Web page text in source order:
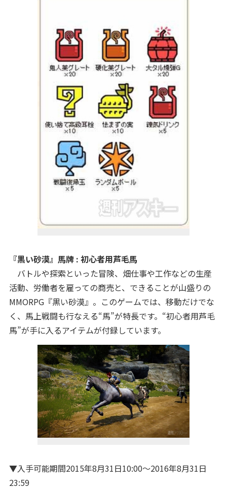
『黒い砂漠』馬牌 : 初心者用芦毛馬
バトルや探索といった冒険、畑仕事や工作などの生産
活動、労働者を雇っての商売と、できることが山盛りの
MMORPG『黒い砂漠』。このゲームでは、移動だけでな
く、馬上戦闘も行なえる“馬”が特長です。“初心者用芦毛
馬”が手に入るアイテムが付録しています。
▼入手可能期間2015年8月31日10:00～2016年8月31日
23:59